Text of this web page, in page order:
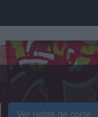
Ver notas de corte